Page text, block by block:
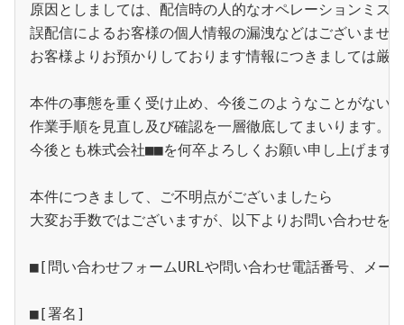
原因としましては、配信時の人的なオペレーションミス
誤配信によるお客様の個人情報の漏洩などはございませ
お客様よりお預かりしております情報につきましては厳
本件の事態を重く受け止め、今後このようなことがない
作業手順を見直し及び確認を一層徹底してまいります。
今後とも株式会社■■を何卒よろしくお願い申し上げます
本件につきまして、ご不明点がございましたら
大変お手数ではございますが、以下よりお問い合わせを
■[問い合わせフォームURLや問い合わせ電話番号、メー
■[署名]